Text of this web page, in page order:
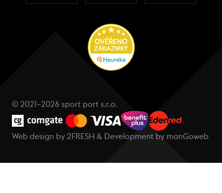
© 2021–2026 sport port s.r.o.
Web design by 2FRESH & Development by manGoweb